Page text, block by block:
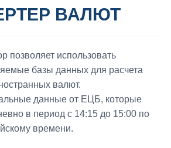
ВАЛЮТ
позволяет использовать
базы данных для расчета
валют.
данные от ЕЦБ, которые
в период с 14:15 до 15:00 по
времени.